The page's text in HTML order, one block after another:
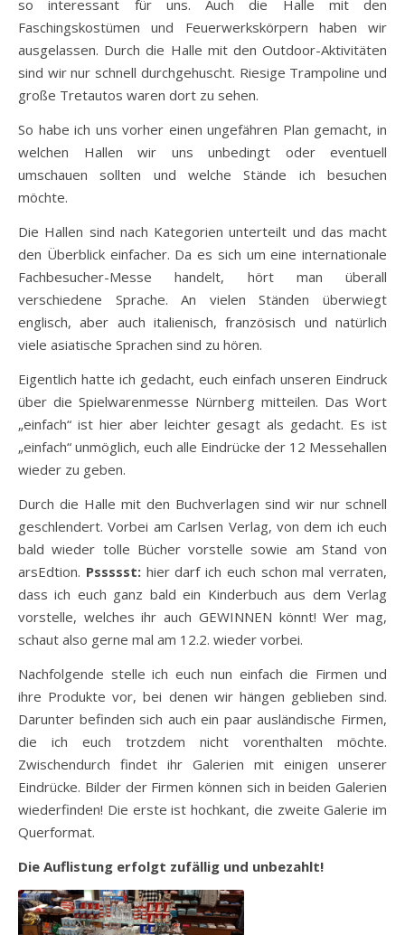
so interessant für uns. Auch die Halle mit den
Faschingskostümen und Feuerwerkskörpern haben wir
ausgelassen. Durch die Halle mit den Outdoor-Aktivitäten
sind wir nur schnell durchgehuscht. Riesige Trampoline und
große Tretautos waren dort zu sehen.
So habe ich uns vorher einen ungefähren Plan gemacht, in
welchen Hallen wir uns unbedingt oder eventuell
umschauen sollten und welche Stände ich besuchen
möchte.
Die Hallen sind nach Kategorien unterteilt und das macht
den Überblick einfacher. Da es sich um eine internationale
Fachbesucher-Messe handelt, hört man überall
verschiedene Sprache. An vielen Ständen überwiegt
englisch, aber auch italienisch, französisch und natürlich
viele asiatische Sprachen sind zu hören.
Eigentlich hatte ich gedacht, euch einfach unseren Eindruck
über die Spielwarenmesse Nürnberg mitteilen. Das Wort
„einfach“ ist hier aber leichter gesagt als gedacht. Es ist
„einfach“ unmöglich, euch alle Eindrücke der 12 Messehallen
wieder zu geben.
Durch die Halle mit den Buchverlagen sind wir nur schnell
geschlendert. Vorbei am Carlsen Verlag, von dem ich euch
bald wieder tolle Bücher vorstelle sowie am Stand von
arsEdtion. Pssssst:hier darf ich euch schon mal verraten,
dass ich euch ganz bald ein Kinderbuch aus dem Verlag
vorstelle, welches ihr auch GEWINNEN könnt! Wer mag,
schaut also gerne mal am 12.2. wieder vorbei.
Nachfolgende stelle ich euch nun einfach die Firmen und
ihre Produkte vor, bei denen wir hängen geblieben sind.
Darunter befinden sich auch ein paar ausländische Firmen,
die ich euch trotzdem nicht vorenthalten möchte.
Zwischendurch findet ihr Galerien mit einigen unserer
Eindrücke. Bilder der Firmen können sich in beiden Galerien
wiederfinden! Die erste ist hochkant, die zweite Galerie im
Querformat.
Die Auflistung erfolgt zufällig und unbezahlt!